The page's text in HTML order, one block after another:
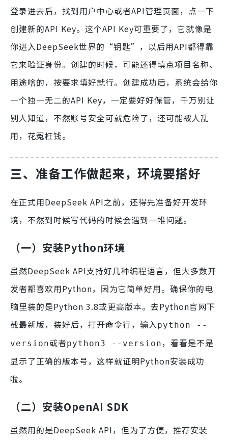
登录进去后，找到用户中心或者API管理页面，点一下
创建新的API Key。这个API Key可重要了，它就像是
你进入DeepSeek世界的“钥匙”，以后用API都得靠
它来验证身份。创建的时候，可能还得填点项目名称、
用途啥的，按要求填好就行。创建成功后，系统会给你
一个独一无二的API Key，一定要好好保管，千万别让
别人知道，不然账号安全可就危险了，还可能被人乱
用，花冤枉钱。
三、准备工作做起来，环境要搭好
在正式用DeepSeek API之前，还得先准备好开发环
境，不然到时候写代码的时候会遇到一堆问题。
（一）安装Python环境
虽然DeepSeek API支持好几种编程语言，但大多数开
发者都喜欢用Python，因为它简单好用。确保你的电
脑里装的是Python 3.8或更高版本。去Python官网下
载最新版，装好后，打开命令行，输入 python --
version或者python3 --version ，看看是不是
显示了正确的版本号，这样就证明Python安装成功
啦。
（二）安装OpenAI SDK
虽然用的是DeepSeek API，但为了方便，推荐安装